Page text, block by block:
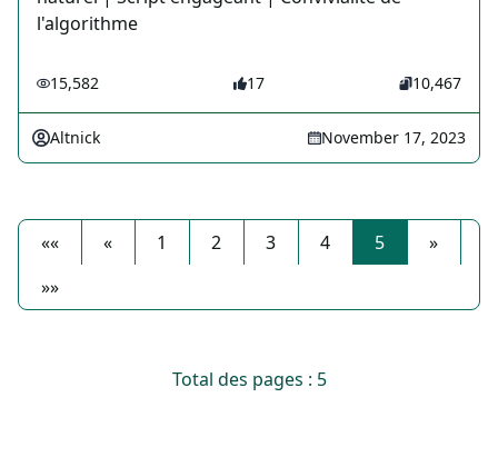
l'algorithme
15,582 17 10,467
Altnick November 17, 2023
«« « 1 2 3 4 5
»
»»
Total des pages : 5